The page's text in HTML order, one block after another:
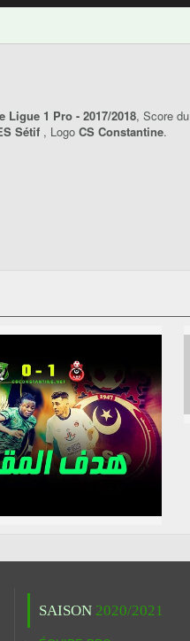
Ligue 1 Pro - 2017/2018, Score
Sétif , Logo CS Constantine.
SAISON 2020/2021